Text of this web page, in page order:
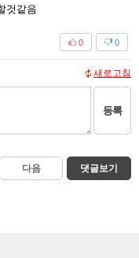
것같음
0
0
새로고침
등록
다음 댓글보기